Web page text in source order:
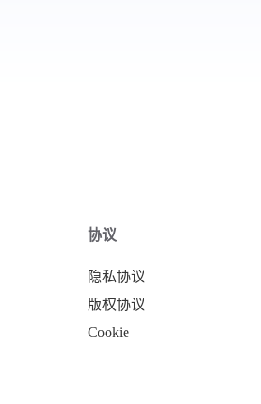
协议
隐私协议
版权协议
Cookie